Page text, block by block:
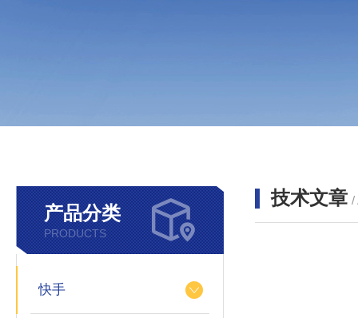
产品分类
PRODUCTS
快手
技术文章 /